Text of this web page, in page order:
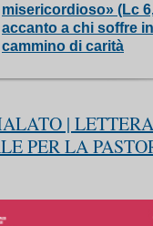
misericordioso» (Lc
accanto a chi soffre
cammino di carità
|
PER LA